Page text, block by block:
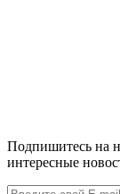
Подпишитесь на
интересные